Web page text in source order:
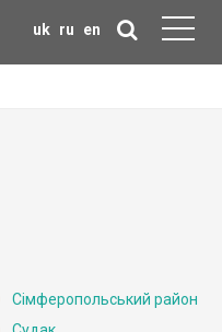
uk ru en
Сімферопольський район